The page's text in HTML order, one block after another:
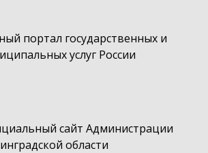
портал государственных и
услуг России
сайт Администрации
области